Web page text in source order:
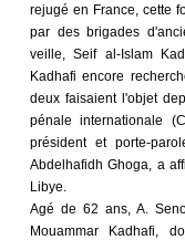
rejugé en France, cette
par des brigades
veille, Seif al-Islam
Kadhafi encore
deux faisaient l'objet
pénale internationale
président et porte-
Abdelhafidh Ghoga, a
Libye.
Agé de 62 ans, A.
Mouammar Kadhafi,